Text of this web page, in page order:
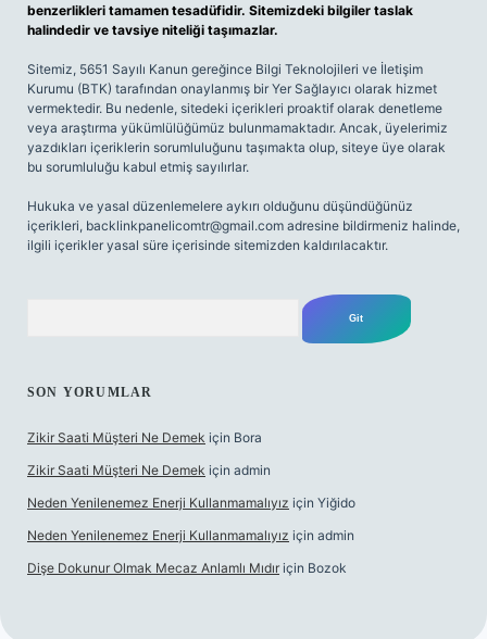
benzerlikleri tamamen tesadüfidir. Sitemizdeki bilgiler taslak
halindedir ve tavsiye niteliği taşımazlar.
Sitemiz, 5651 Sayılı Kanun gereğince Bilgi Teknolojileri ve İletişim
Kurumu (BTK) tarafından onaylanmış bir Yer Sağlayıcı olarak hizmet
vermektedir. Bu nedenle, sitedeki içerikleri proaktif olarak denetleme
veya araştırma yükümlülüğümüz bulunmamaktadır. Ancak, üyelerimiz
yazdıkları içeriklerin sorumluluğunu taşımakta olup, siteye üye olarak
bu sorumluluğu kabul etmiş sayılırlar.
Hukuka ve yasal düzenlemelere aykırı olduğunu düşündüğünüz
içerikleri, backlinkpanelicomtr@gmail.com adresine bildirmeniz halinde,
ilgili içerikler yasal süre içerisinde sitemizden kaldırılacaktır.
SON YORUMLAR
Zikir Saati Müşteri Ne Demek için Bora
Zikir Saati Müşteri Ne Demek için admin
Neden Yenilenemez Enerji Kullanmamalıyız için Yiğido
Neden Yenilenemez Enerji Kullanmamalıyız için admin
Dişe Dokunur Olmak Mecaz Anlamlı Mıdır için Bozok